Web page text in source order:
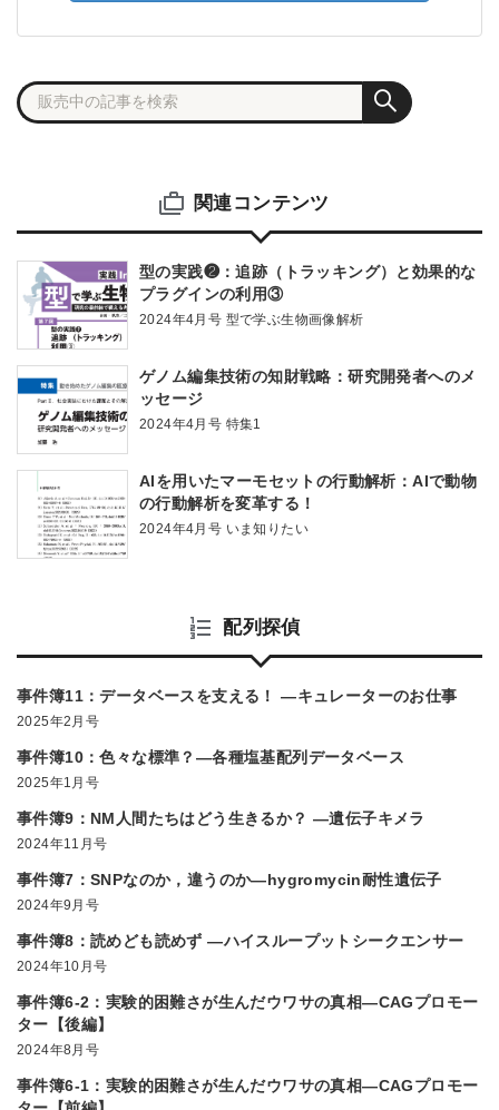
関連コンテンツ
型の実践❷：追跡（トラッキング）と効果的な
プラグインの利用③
2024年4月号 型で学ぶ生物画像解析
ゲノム編集技術の知財戦略：研究開発者へのメ
ッセージ
2024年4月号 特集1
AIを用いたマーモセットの行動解析：AIで動物
の行動解析を変革する！
2024年4月号 いま知りたい
配列探偵
事件簿11：データベースを支える！ ―キュレーターのお仕事
2025年2月号
事件簿10：色々な標準？―各種塩基配列データベース
2025年1月号
事件簿9：NM人間たちはどう生きるか？ ―遺伝子キメラ
2024年11月号
事件簿7：SNPなのか，違うのか―hygromycin耐性遺伝子
2024年9月号
事件簿8：読めども読めず ―ハイスループットシークエンサー
2024年10月号
事件簿6-2：実験的困難さが生んだウワサの真相―CAGプロモー
ター【後編】
2024年8月号
事件簿6-1：実験的困難さが生んだウワサの真相―CAGプロモー